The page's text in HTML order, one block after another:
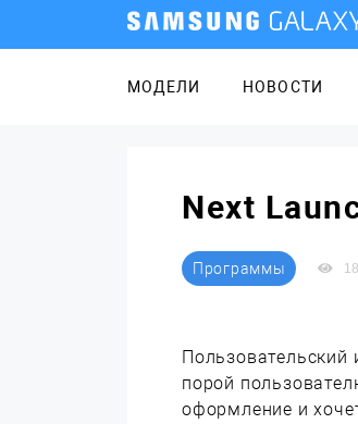
МОДЕЛИ НОВОСТИ
Next
Программы
Пользовательский
порой
оформление и